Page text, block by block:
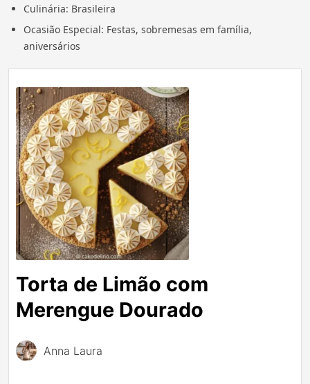
Culinária: Brasileira
Ocasião Especial: Festas, sobremesas em família,
aniversários
Torta de Limão com
Merengue Dourado
Anna Laura